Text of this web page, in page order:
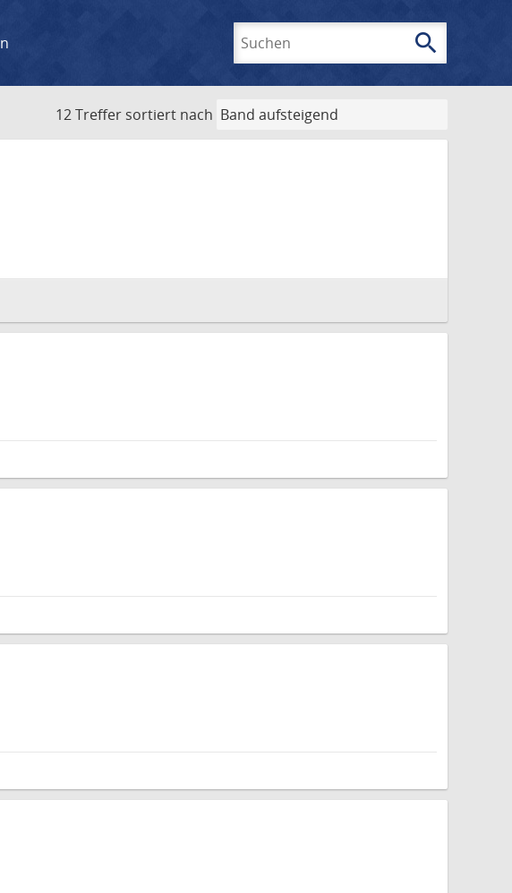
search
12 Treffer sortiert nach